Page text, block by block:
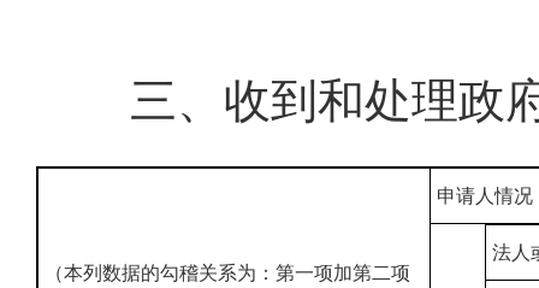
三、收到和处理政
（本列数据的勾稽关系为：第一项加第二项
申请人情况
法人